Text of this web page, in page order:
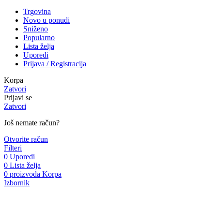
Trgovina
Novo u ponudi
Sniženo
Popularno
Lista želja
Uporedi
Prijava / Registracija
Korpa
Zatvori
Prijavi se
Zatvori
Još nemate račun?
Otvorite račun
Filteri
0 Uporedi
0 Lista želja
0 proizvoda Korpa
Izbornik